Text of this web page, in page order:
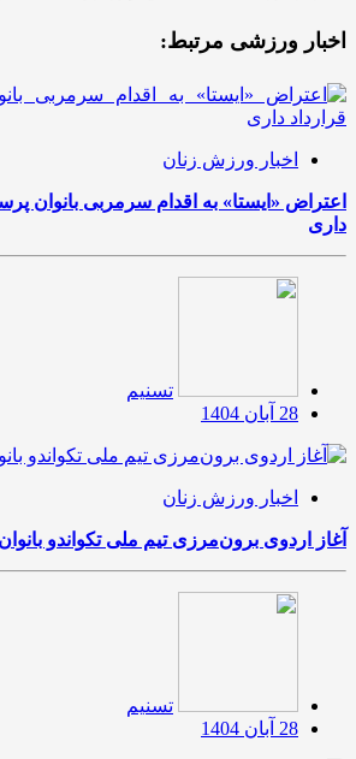
اخبار ورزشی مرتبط:
اخبار ورزش زنان
اعتراض «ایستا» به اقدام سرمربی بانوان
داری
تسنیم
28 آبان 1404
اخبار ورزش زنان
آغاز اردوی برون‌مرزی تیم ملی تکواندو
تسنیم
28 آبان 1404